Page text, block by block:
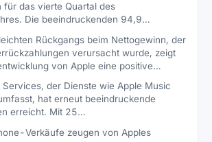
für das vierte Quartal des
Die beeindruckenden 94,9…
Rückgangs beim Nettogewinn, der
verursacht wurde, zeigt
von Apple eine positive…
Services, der Dienste wie Apple Music
hat erneut beeindruckende
erreicht. Mit 25…
Verkäufe zeugen von Apples